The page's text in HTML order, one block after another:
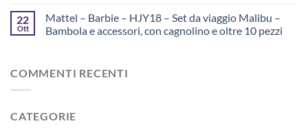
22
Ott
Mattel – Barbie – HJY18 – Set da viaggio Malibu –
Bambola e accessori, con cagnolino e oltre 10 pezzi
COMMENTI RECENTI
CATEGORIE